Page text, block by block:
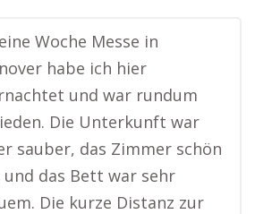
Woche Messe in
habe ich hier
und war rundum
Die Unterkunft war
sauber, das Zimmer schön
und das Bett war sehr
Die kurze Distanz zur